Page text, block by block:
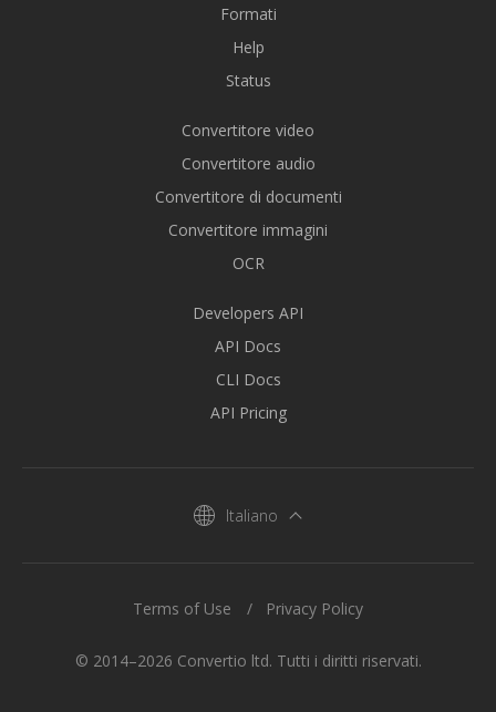
Formati
Help
Status
Convertitore video
Convertitore audio
Convertitore di documenti
Convertitore immagini
OCR
Developers API
API Docs
CLI Docs
API Pricing
Italiano
© 2014–2026 Convertio ltd. Tutti i diritti riservati.
Terms of Use Privacy Policy